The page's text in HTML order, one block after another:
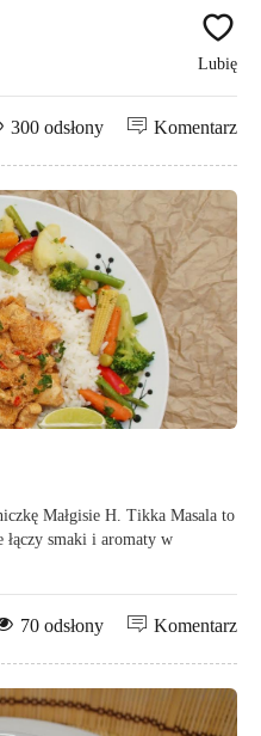
Lubię
Komentarz
300 odsłony
Małgisie H. Tikka Masala to
smaki i aromaty w
Komentarz
70 odsłony